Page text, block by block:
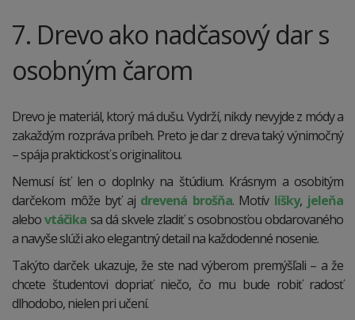
7. Drevo ako nadčasový dar s
osobným čarom
Drevo je materiál, ktorý má dušu. Vydrží, nikdy nevyjde z módy a
zakaždým rozpráva príbeh. Preto je dar z dreva taký výnimočný
– spája praktickosť s originalitou.
Nemusí ísť len o doplnky na štúdium. Krásnym a osobitým
darčekom môže byť aj drevená brošňa. Motív líšky, jeleňa
alebovtáčika sa dá skvele zladiť s osobnosťou obdarovaného
a navyše slúži ako elegantný detail na každodenné nosenie.
Takýto darček ukazuje, že ste nad výberom premýšľali – a že
chcete študentovi dopriať niečo, čo mu bude robiť radosť
dlhodobo, nielen pri učení.